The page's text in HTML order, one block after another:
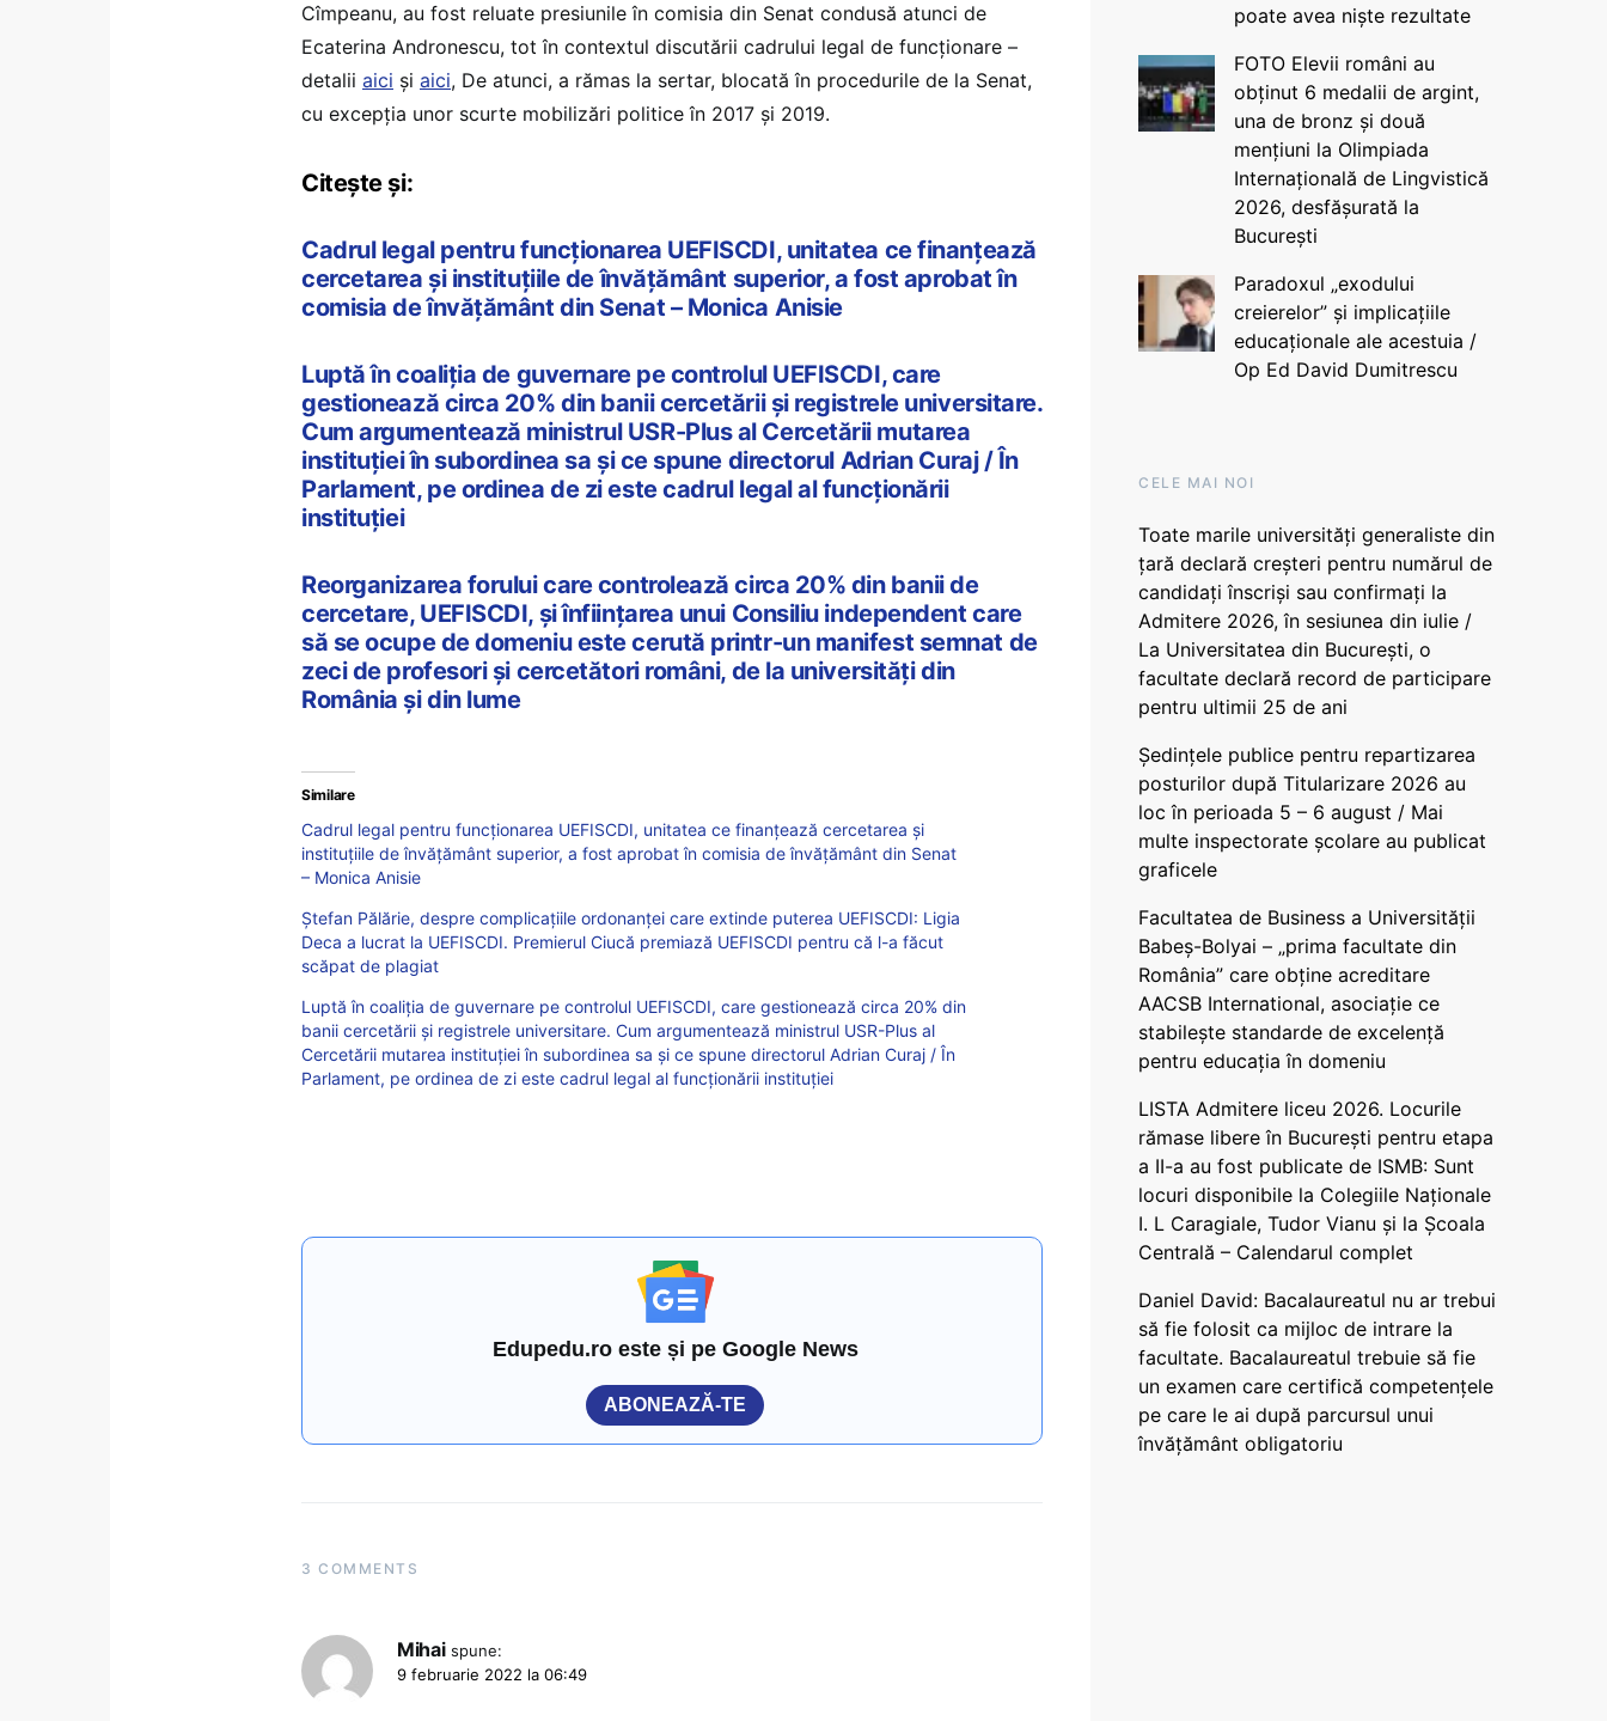
Cîmpeanu, au fost reluate presiunile în comisia din Senat condusă atunci de
Ecaterina Andronescu, tot în contextul discutării cadrului legal de funcționare –
detalii aici și aici, De atunci, a rămas la sertar, blocată în procedurile de la Senat,
cu excepția unor scurte mobilizări politice în 2017 și 2019.
Citește și:
Cadrul legal pentru funcționarea UEFISCDI, unitatea ce finanțează
cercetarea și instituțiile de învățământ superior, a fost aprobat în
comisia de învățământ din Senat – Monica Anisie
Luptă în coaliția de guvernare pe controlul UEFISCDI, care
gestionează circa 20% din banii cercetării și registrele universitare.
Cum argumentează ministrul USR-Plus al Cercetării mutarea
instituției în subordinea sa și ce spune directorul Adrian Curaj / În
Parlament, pe ordinea de zi este cadrul legal al funcționării
instituției
Reorganizarea forului care controlează circa 20% din banii de
cercetare, UEFISCDI, și înființarea unui Consiliu independent care
să se ocupe de domeniu este cerută printr-un manifest semnat de
zeci de profesori și cercetători români, de la universități din
România și din lume
Similare
Cadrul legal pentru funcționarea UEFISCDI, unitatea ce finanțează cercetarea și
instituțiile de învățământ superior, a fost aprobat în comisia de învățământ din Senat
– Monica Anisie
Ștefan Pălărie, despre complicațiile ordonanței care extinde puterea UEFISCDI: Ligia
Deca a lucrat la UEFISCDI. Premierul Ciucă premiază UEFISCDI pentru că l-a făcut
scăpat de plagiat
Luptă în coaliția de guvernare pe controlul UEFISCDI, care gestionează circa 20% din
banii cercetării și registrele universitare. Cum argumentează ministrul USR-Plus al
Cercetării mutarea instituției în subordinea sa și ce spune directorul Adrian Curaj / În
Parlament, pe ordinea de zi este cadrul legal al funcționării instituției
Edupedu.ro este și pe Google News
ABONEAZĂ-TE
3 COMMENTS
Mihai spune:
9 februarie 2022 la 06:49
poate avea niște rezultate
FOTO Elevii români au
obținut 6 medalii de argint,
una de bronz și două
mențiuni la Olimpiada
Internațională de Lingvistică
2026, desfășurată la
București
Paradoxul „exodului
creierelor” și implicațiile
educaționale ale acestuia /
Op Ed David Dumitrescu
CELE MAI NOI
Toate marile universități generaliste din
țară declară creșteri pentru numărul de
candidați înscriși sau confirmați la
Admitere 2026, în sesiunea din iulie /
La Universitatea din București, o
facultate declară record de participare
pentru ultimii 25 de ani
Ședințele publice pentru repartizarea
posturilor după Titularizare 2026 au
loc în perioada 5 – 6 august / Mai
multe inspectorate școlare au publicat
graficele
Facultatea de Business a Universității
Babeș-Bolyai – „prima facultate din
România” care obține acreditare
AACSB International, asociație ce
stabilește standarde de excelență
pentru educația în domeniu
LISTA Admitere liceu 2026. Locurile
rămase libere în București pentru etapa
a II-a au fost publicate de ISMB: Sunt
locuri disponibile la Colegiile Naționale
I. L Caragiale, Tudor Vianu și la Școala
Centrală – Calendarul complet
Daniel David: Bacalaureatul nu ar trebui
să fie folosit ca mijloc de intrare la
facultate. Bacalaureatul trebuie să fie
un examen care certifică competențele
pe care le ai după parcursul unui
învățământ obligatoriu